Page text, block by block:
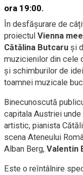
ora 19:00.
În desfășurare de
proiectul Vienna
Cătălina Butcaru și
muzicienilor din cele
și schimburilor de
toamnei muzicale
Binecunoscută
capitala Austriei
artistic, pianista
scena Ateneului
Alban Berg, Valentin
Este o reîntâlnire